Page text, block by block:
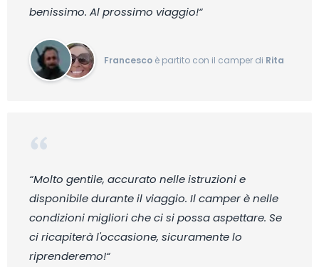
benissimo. Al prossimo viaggio!“
Francesco è partito con il camper di Rita
“Molto gentile, accurato nelle istruzioni e
disponibile durante il viaggio. Il camper è nelle
condizioni migliori che ci si possa aspettare. Se
ci ricapiterà l'occasione, sicuramente lo
riprenderemo!“